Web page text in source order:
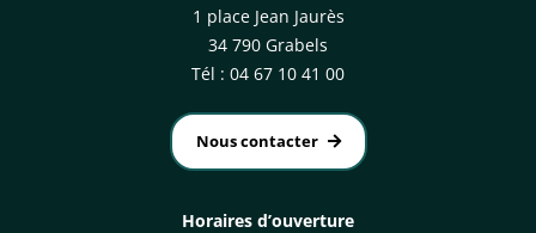
1 place Jean Jaurès
34 790 Grabels
Tél : 04 67 10 41 00
Nous contacter
Horaires d’ouverture